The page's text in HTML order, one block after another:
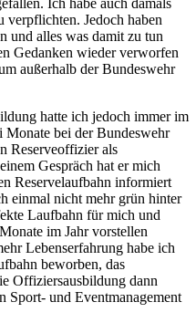
Ich habe auch damals
verpflichten. Jedoch haben
und alles was damit zu tun
Gedanken wieder verworfen
außerhalb der Bundeswehr
hatte ich jedoch immer im
bei der Bundeswehr
Reserveoffizier als
Gespräch hat er mich
Reservelaufbahn informiert
einmal nicht mehr grün hinter
Laufbahn für mich und
im Jahr vorstellen
Lebenserfahrung habe ich
beworben, das
Offiziersausbildung dann
Sport- und Eventmanagement